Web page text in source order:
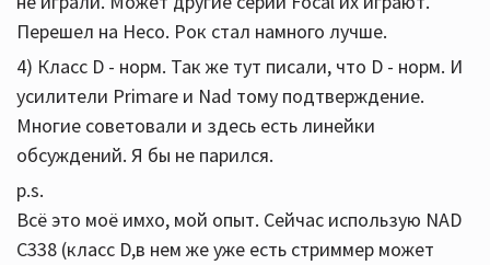
Перешел на Heco. Рок стал намного лучше.
4) Класс D - норм. Так же тут писали, что D - норм. И
усилители Primare и Nad тому подтверждение.
Многие советовали и здесь есть линейки
обсуждений. Я бы не парился.
p.s.
Всё это моё имхо, мой опыт. Сейчас использую NAD
C338 (класс D,в нем же уже есть стриммер может